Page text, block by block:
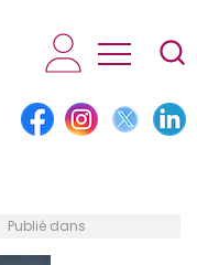
AESM...
dans